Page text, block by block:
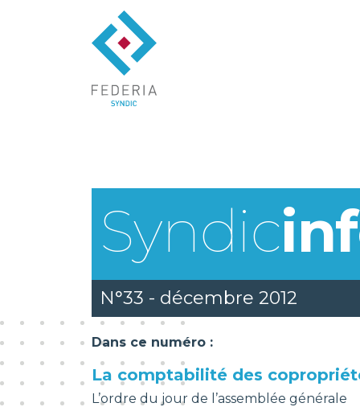
Syndic
N°33 - décembre 2012
Dans ce numéro :
La comptabilité des
L’ordre du jour de l’assemblée générale